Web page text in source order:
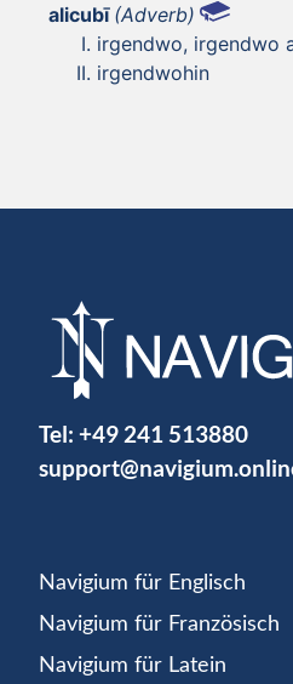
alicubī (Adverb)
irgendwo, irgendwo
irgendwohin
Tel: +49 241 513880
Navigium für Englisch
Navigium für Französisch
Navigium für Latein